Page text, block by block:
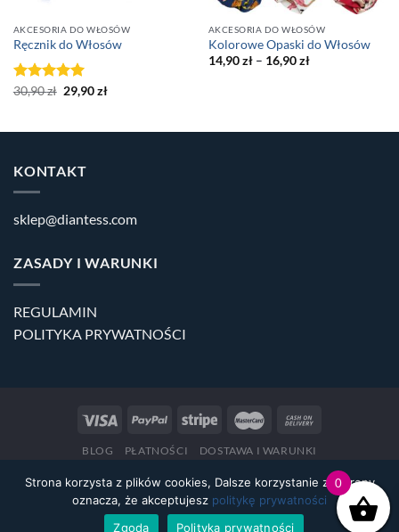
AKCESORIA DO WŁOSÓW
Ręcznik do Włosów
Oceniono
30,90zł Original
price
29,90złCurrent
AKCESORIA DO WŁOSÓW
Kolorowe Opaski do Włosów
14,90zł– 16,90zł
KONTAKT
sklep@diantess.com
ZASADY I WARUNKI
REGULAMIN
POLITYKA PRYWATNOŚCI
BLOG PŁATNOŚCI DOSTAWA I WARUNKI
Copyright 2026 © Diantess.com 0
Strona korzysta z plików cookies, Dalsze korzystanie ze strony
oznacza, że akceptujesz politykę prywatności
Zgoda
Polityka prywatności